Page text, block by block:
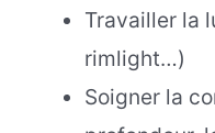
Travailler la
rimlight…)
Soigner la